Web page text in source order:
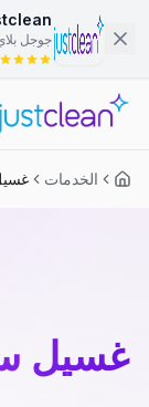
جوجل
الخدمات
غسيل